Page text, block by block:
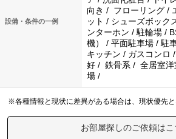
設備・条件の一例
向き / フローリング /
ット / シューズボック
ンターホン / 駐輪場 /
機） / 平面駐車場 / 駐
キッチン / ガスコンロ
好 / 鉄骨系 / 全居室洋
場 /
※各種情報と現状に差異がある場合は、現状優先と
お部屋探しのご依頼はこ